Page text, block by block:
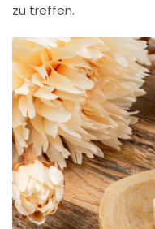
zu treffen.